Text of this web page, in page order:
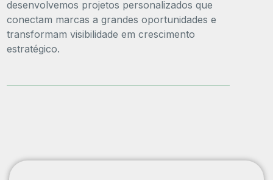
desenvolvemos projetos personalizados que
conectam marcas a grandes oportunidades e
transformam visibilidade em crescimento
estratégico.